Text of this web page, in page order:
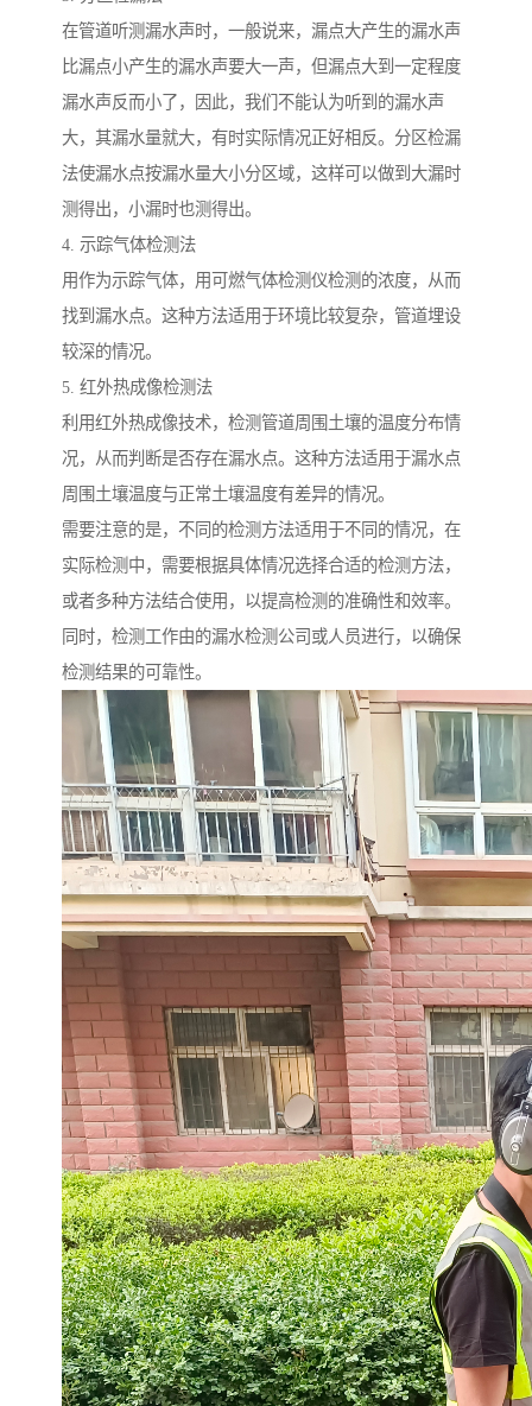
在管道听测漏水声时，一般说来，漏点大产生的漏水声
比漏点小产生的漏水声要大一声，但漏点大到一定程度
漏水声反而小了，因此，我们不能认为听到的漏水声
大，其漏水量就大，有时实际情况正好相反。分区检漏
法使漏水点按漏水量大小分区域，这样可以做到大漏时
测得出，小漏时也测得出。
4. 示踪气体检测法
用作为示踪气体，用可燃气体检测仪检测的浓度，从而
找到漏水点。这种方法适用于环境比较复杂，管道埋设
较深的情况。
5. 红外热成像检测法
利用红外热成像技术，检测管道周围土壤的温度分布情
况，从而判断是否存在漏水点。这种方法适用于漏水点
周围土壤温度与正常土壤温度有差异的情况。
需要注意的是，不同的检测方法适用于不同的情况，在
实际检测中，需要根据具体情况选择合适的检测方法，
或者多种方法结合使用，以提高检测的准确性和效率。
同时，检测工作由的漏水检测公司或人员进行，以确保
检测结果的可靠性。